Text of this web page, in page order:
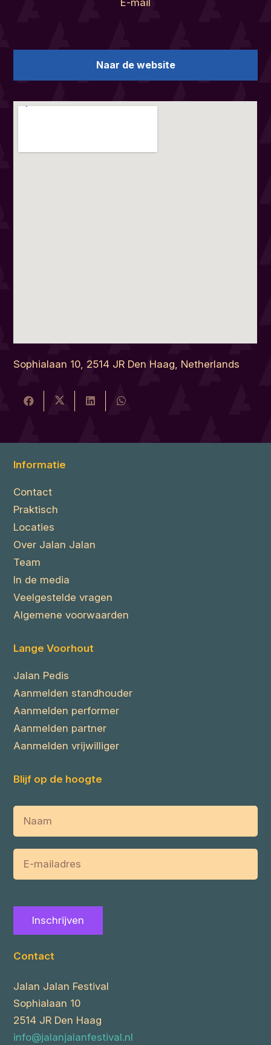
Naar de website
Sophialaan 10, 2514 JR Den Haag, Netherlands
Informatie
Contact
Praktisch
Locaties
Over Jalan Jalan
Team
In de media
Veelgestelde vragen
Algemene voorwaarden
Lange Voorhout
Jalan Pedis
Aanmelden standhouder
Aanmelden performer
Aanmelden partner
Aanmelden vrijwilliger
Blijf op de hoogte
Inschrijven
Contact
Jalan Jalan Festival
Sophialaan 10
2514 JR Den Haag
info@jalanjalanfestival.nl